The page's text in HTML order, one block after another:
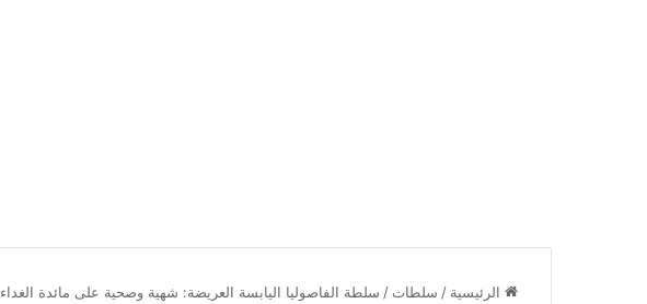
الرئيسية / سلطات / سلطة الفاصوليا اليابسة العريضة: شهية وصحية على مائدة الغداء